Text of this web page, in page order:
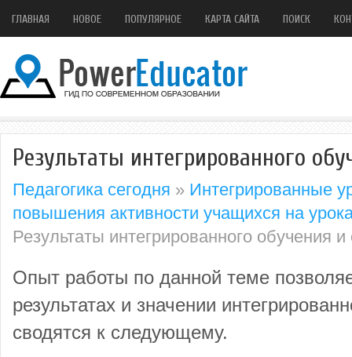
ГЛАВНАЯ НОВОЕ ПОПУЛЯРНОЕ КАРТА САЙТА ПОИСК
Результаты интегрированного
Педагогика сегодня » Интегрированные
повышения активности учащихся на
Результаты интегрированного обучения и
Опыт работы по данной теме
результатах и значении
сводятся к следующему.